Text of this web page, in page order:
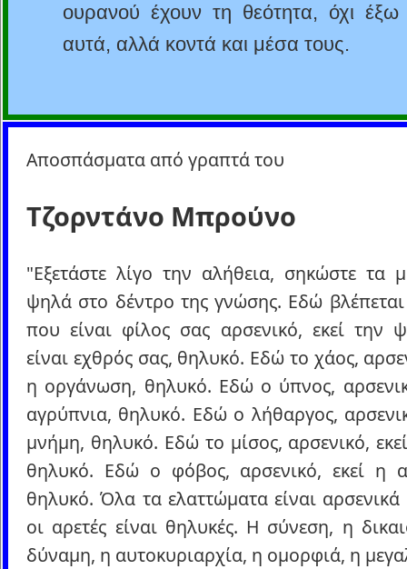
ουρανού έχουν τη θεότητα, όχι
αυτά, αλλά κοντά και μέσα τους.
Αποσπάσματα από γραπτά του
Τζορντάνο Μπρούνο
"Εξετάστε λίγο την αλήθεια, σηκώστε τα
ψηλά στο δέντρο της γνώσης. Εδώ
που είναι φίλος σας αρσενικό, εκεί την
είναι εχθρός σας, θηλυκό. Εδώ το χάος,
η οργάνωση, θηλυκό. Εδώ ο ύπνος,
αγρύπνια, θηλυκό. Εδώ ο λήθαργος,
μνήμη, θηλυκό. Εδώ το μίσος, αρσενικό,
θηλυκό. Εδώ ο φόβος, αρσενικό, εκεί η
θηλυκό. Όλα τα ελαττώματα είναι
οι αρετές είναι θηλυκές. Η σύνεση, η
δύναμη, η αυτοκυριαρχία, η ομορφιά, η